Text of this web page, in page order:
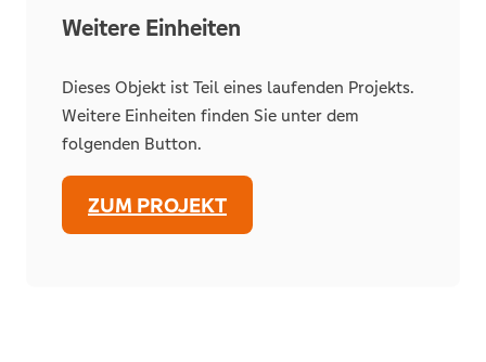
Weitere Einheiten
Dieses Objekt ist Teil eines laufenden Projekts.
Weitere Einheiten finden Sie unter dem
folgenden Button.
ZUM PROJEKT